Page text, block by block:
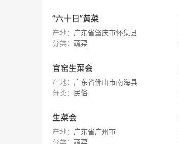
“六十日”黄菜
产地： 广东省肇庆市怀集县
分类： 蔬菜
官窑生菜会
产地： 广东省佛山市南海县
分类： 民俗
生菜会
产地： 广东省广州市